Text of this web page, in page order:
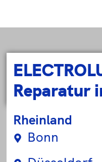
Reparatur
Rheinland
Bonn